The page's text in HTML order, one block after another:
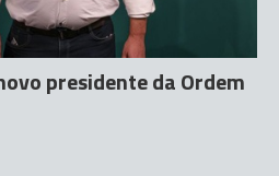
presidente da Ordem